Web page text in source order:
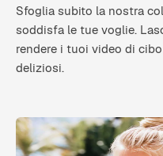
Sfoglia subito la nostra
soddisfa le tue voglie.
rendere i tuoi video di
deliziosi.